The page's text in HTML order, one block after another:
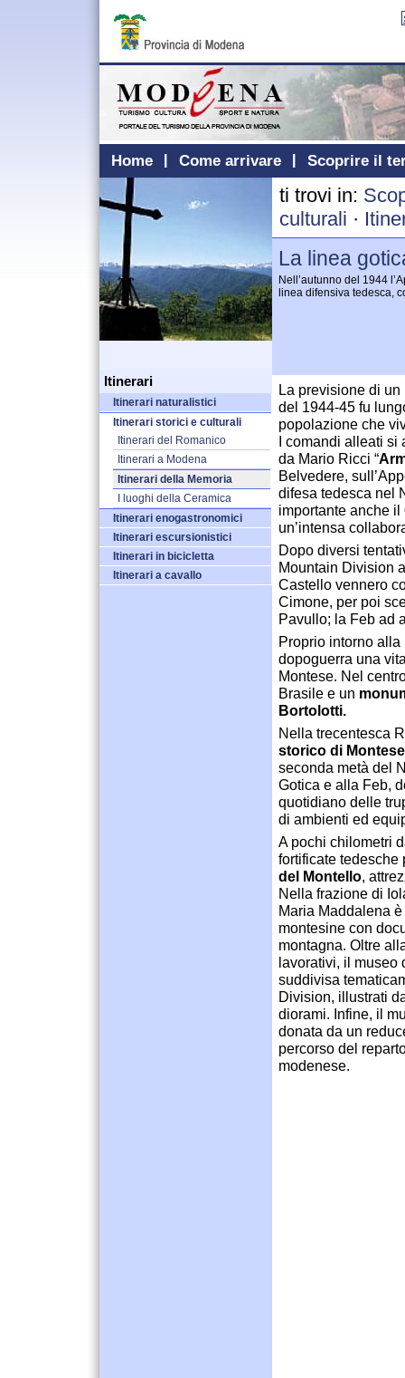
Home Come arrivare Scoprire il
Itinerari
Itinerari naturalistici
Itinerari storici e culturali
Itinerari del Romanico
Itinerari a Modena
Itinerari della Memoria
I luoghi della Ceramica
Itinerari enogastronomici
Itinerari escursionistici
Itinerari in bicicletta
Itinerari a cavallo
ti trovi in:
culturali ·
La linea
Nell’autunno del 1944
linea difensiva tedesca,
La previsione di un
del 1944-45 fu
popolazione che
I comandi alleati si
da Mario Ricci “
Belvedere,
difesa tedesca nel
importante anche il
un’intensa
Dopo diversi
Mountain Division
Castello vennero
Cimone, per poi
Pavullo; la Feb ad
Proprio intorno
dopoguerra una
Montese. Nel
Brasile e un
Bortolotti.
Nella trecentesca
storico di Montese
seconda metà del
Gotica e alla Feb,
quotidiano delle
di ambienti ed
A pochi chilometri
fortificate
del Montello,
Nella frazione di
Maria Maddalena
montesine con
montagna. Oltre
lavorativi, il museo
suddivisa
Division, illustrati
diorami. Infine, il
donata da un
percorso del
modenese.